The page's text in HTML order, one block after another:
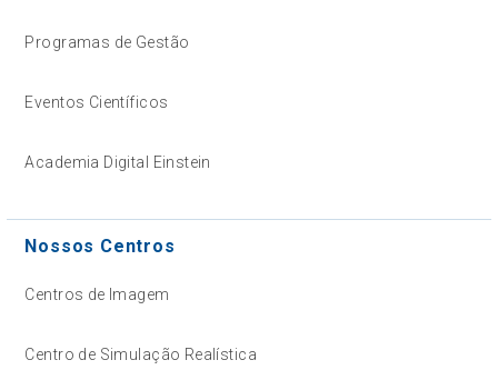
Programas de Gestão
Eventos Científicos
Academia Digital Einstein
Nossos Centros
Centros de Imagem
Centro de Simulação Realística